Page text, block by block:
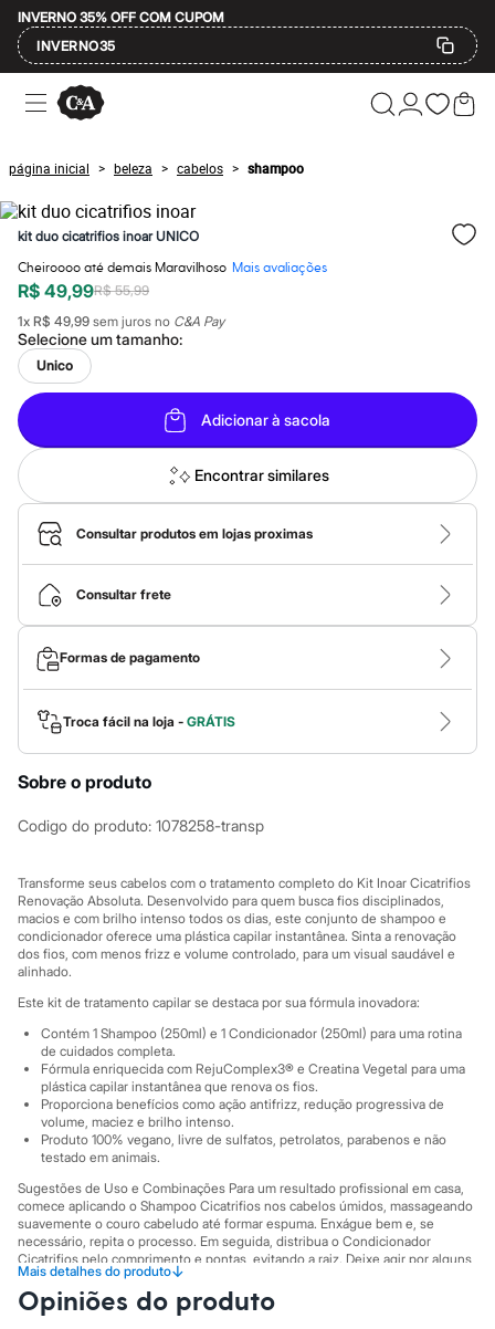
INVERNO 35% OFF COM CUPOM
INVERNO35
Ofertas
Compre por Departamento
Masculino
Infantil
Calçados
Mindse7
Plus Size
Até 20% off
Até 40% off
Até 60% off
A partir de 60% off
Feminino
Em alta
Inverno
Alfaiataria
Novidades
Roupas
Blusas e Camisetas
Básicos
Calças
Casacos e Jaquetas
Jeans
Macacões
Saias
Shorts e Bermudas
Vestidos
Acessórios
Bolsas
Bonés e Chapéus
Bijoux
Cintos
Óculos
Relógios
Calçados
Botas
Chinelos
Rasteirinhas
Sapatilhas
Tênis
Marcas
City
Clock House
Mindset
Sawary
Moda esportiva
Acessórios
Blusas
Calçados
Leggings
Shorts e Bermudas
Tops
Calcinhas
Cintas e Modeladores
Meias
Pijamas
Sutiãs e Tops
Moda praia
Biquínis
página inicial > beleza > cabelos > shampoo
kit duo cicatrifios inoar UNICO
Cheiroooo até demais Maravilhoso Mais avaliações
R$ 49,99R$ 55,99
1x R$ 49,99 sem juros no C&A Pay
Selecione umtamanho:
Unico
Adicionar à sacola
Encontrar similares
Consultar produtos em lojas proximas
Consultar frete
Formas de pagamento
Troca fácil na loja - GRÁTIS
Sobre o produto
Codigo do produto: 1078258-transp
Transforme seus cabelos com o tratamento completo do Kit Inoar Cicatrifios
Renovação Absoluta. Desenvolvido para quem busca fios disciplinados,
macios e com brilho intenso todos os dias, este conjunto de shampoo e
condicionador oferece uma plástica capilar instantânea. Sinta a renovação
dos fios, com menos frizz e volume controlado, para um visual saudável e
alinhado.
Este kit de tratamento capilar se destaca por sua fórmula inovadora:
Contém 1 Shampoo (250ml) e 1 Condicionador (250ml) para uma rotina
de cuidados completa.
Fórmula enriquecida com RejuComplex3® e Creatina Vegetal para uma
plástica capilar instantânea que renova os fios.
Proporciona benefícios como ação antifrizz, redução progressiva de
volume, maciez e brilho intenso.
Produto 100% vegano, livre de sulfatos, petrolatos, parabenos e não
testado em animais.
Sugestões de Uso e Combinações Para um resultado profissional em casa,
comece aplicando o Shampoo Cicatrifios nos cabelos úmidos, massageando
suavemente o couro cabeludo até formar espuma. Enxágue bem e, se
necessário, repita o processo. Em seguida, distribua o Condicionador
Cicatrifios pelo comprimento e pontas, evitando a raiz. Deixe agir por alguns
minutos e enxágue completamente para selar as cutículas e garantir maciez.
A gente se encontra na C&A! ❤
Mais detalhes do produto↓
Opiniões do produto